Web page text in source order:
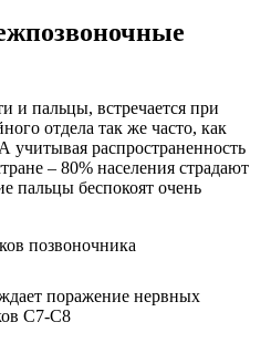
и пальцы, встречается при
отдела так же часто, как
учитывая распространенность
– 80% населения страдают
пальцы беспокоят очень
поражение нервных
С7-С8